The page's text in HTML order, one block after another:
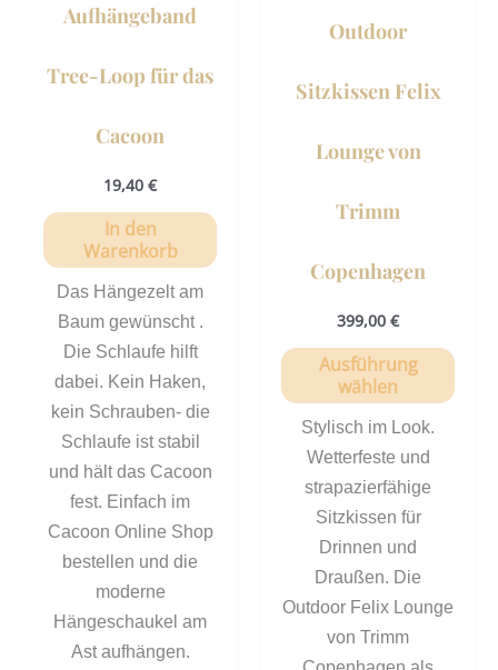
Aufhängeband
Tree-Loop für das
Cacoon
19,40 €
In den
Warenkorb
Das Hängezelt am
Baum gewünscht .
Die Schlaufe hilft
dabei. Kein Haken,
kein Schrauben- die
Schlaufe ist stabil
und hält das Cacoon
fest. Einfach im
Cacoon Online Shop
bestellen und die
moderne
Hängeschaukel am
Ast aufhängen.
Outdoor
Sitzkissen Felix
Lounge von
Trimm
Copenhagen
399,00 €
Ausführung
wählen
Stylisch im Look.
Wetterfeste und
strapazierfähige
Sitzkissen für
Drinnen und
Draußen. Die
Outdoor Felix Lounge
von Trimm